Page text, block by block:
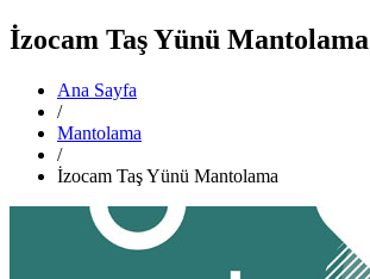
İzocam Taş Yünü Mantolama
Ana Sayfa
/
Mantolama
/
İzocam Taş Yünü Mantolama